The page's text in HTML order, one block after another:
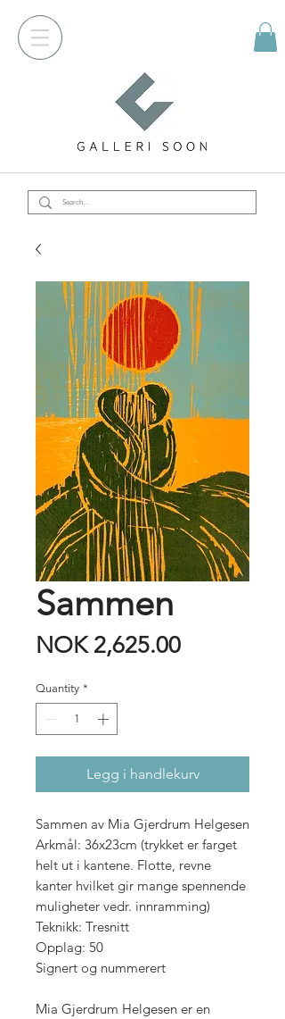
Sammen
NOK 2,625.00Price
Quantity *
Legg i handlekurv
Sammen av Mia Gjerdrum Helgesen
Arkmål: 36x23cm (trykket er farget
helt ut i kantene. Flotte, revne
kanter hvilket gir mange spennende
muligheter vedr. innramming)
Teknikk: Tresnitt
Opplag: 50
Signert og nummerert
Mia Gjerdrum Helgesen er en